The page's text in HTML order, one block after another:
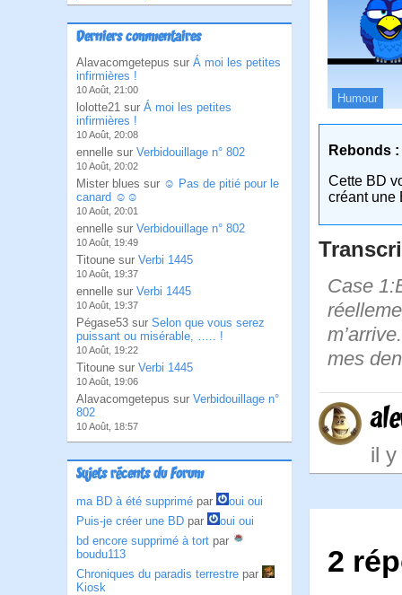
Derniers commentaires
Alavacomgetepus sur Á moi les petites
infirmières !
10 Août, 21:00
lolotte21 sur Á moi les petites
infirmières !
10 Août, 20:08
ennelle sur Verbidouillage n° 802
10 Août, 20:02
Mister blues sur ☺ Pas de pitié pour le
canard ☺☺
10 Août, 20:01
ennelle sur Verbidouillage n° 802
10 Août, 19:49
Titoune sur Verbi 1445
10 Août, 19:37
ennelle sur Verbi 1445
10 Août, 19:37
Pégase53 sur Selon que vous serez
puissant ou misérable, ….. !
10 Août, 19:22
Titoune sur Verbi 1445
10 Août, 19:06
Alavacomgetepus sur Verbidouillage n°
802
10 Août, 18:57
Sujets récents du Forum
ma BD à été supprimé par
oui oui
Puis-je créer une BD par
oui oui
bd encore supprimé à tort par
boudu113
Chroniques du paradis terrestre par
Kiosk
Humour
Rebonds :
Cette BD
créant une
Case
mes
il
2